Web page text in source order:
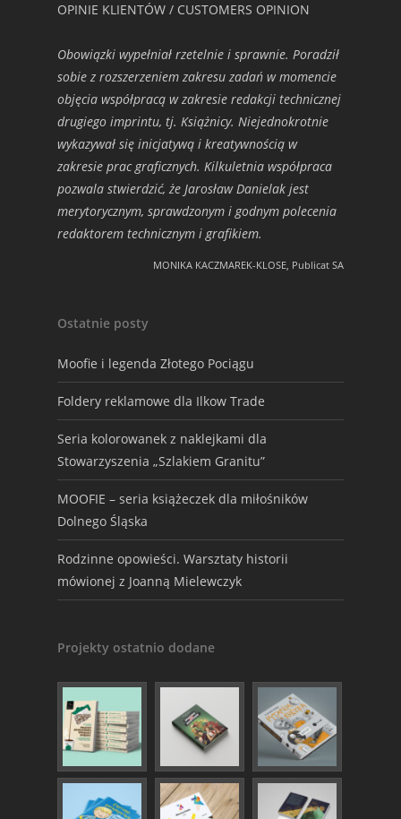
OPINIE KLIENTÓW / CUSTOMERS OPINION
Obowiązki wypełniał rzetelnie i sprawnie. Poradził
sobie z rozszerzeniem zakresu zadań w momencie
objęcia współpracą w zakresie redakcji technicznej
drugiego imprintu, tj. Książnicy. Niejednokrotnie
wykazywał się inicjatywą i kreatywnością w
zakresie prac graficznych. Kilkuletnia współpraca
pozwala stwierdzić, że Jarosław Danielak jest
merytorycznym, sprawdzonym i godnym polecenia
redaktorem technicznym i grafikiem.
MONIKA KACZMAREK-KLOSE, Publicat SA
Ostatnie posty
Moofie i legenda Złotego Pociągu
Foldery reklamowe dla Ilkow Trade
Seria kolorowanek z naklejkami dla
Stowarzyszenia „Szlakiem Granitu”
MOOFIE – seria książeczek dla miłośników
Dolnego Śląska
Rodzinne opowieści. Warsztaty historii
mówionej z Joanną Mielewczyk
Projekty ostatnio dodane